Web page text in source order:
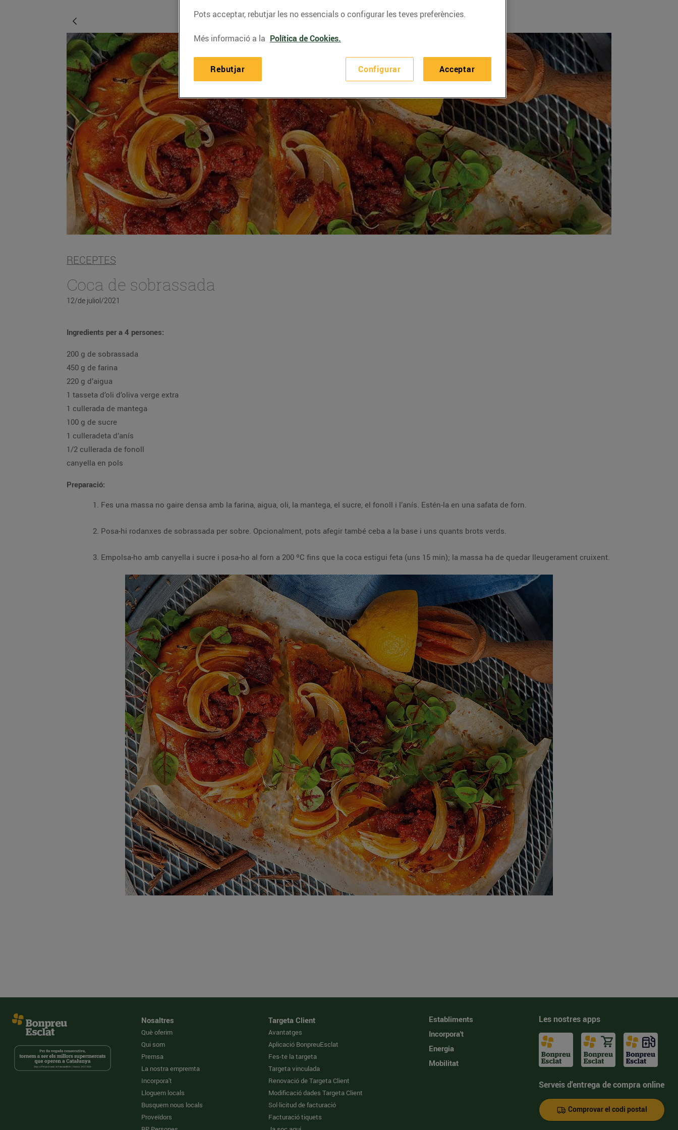
RECEPTES
Coca de sobrassada
12/de juliol/2021
Ingredients per a 4 persones:
200 g de sobrassada
450 g de farina
220 g d’aigua
1 tasseta d’oli d’oliva verge extra
1 cullerada de mantega
100 g de sucre
1 culleradeta d’anís
1/2 cullerada de fonoll
canyella en pols
Preparació:
Fes una massa no gaire densa amb la farina, aigua, oli, la mantega, el sucre, el fonoll i l’anís. Estén-la en una safata de forn.
Posa-hi rodanxes de sobrassada per sobre. Opcionalment, pots afegir també ceba a la base i uns quants brots verds.
Empolsa-ho amb canyella i sucre i posa-ho al forn a 200 ºC fins que la coca estigui feta (uns 15 min); la massa ha de quedar lleugerament cruixent.
Nosaltres
Què oferim
Qui som
Premsa
La nostra empremta
Incorpora't
Lloguem locals
Busquem nous locals
Proveïdors
Targeta Client
Avantatges
Aplicació BonpreuEsclat
Fes-te la targeta
Targeta vinculada
Renovació de Targeta Client
Modificació dades Targeta Client
Sol·licitud de facturació
Facturació tiquets
Establiments
Incorpora't
Energia
Mobilitat
Les nostres apps
Serveis d'entrega de compra online
Comprovar el codi postal
Pots acceptar, rebutjar les no essencials o configurar les teves preferències.
Més informació a la Política de Cookies.
Configurar
Rebutjar Acceptar